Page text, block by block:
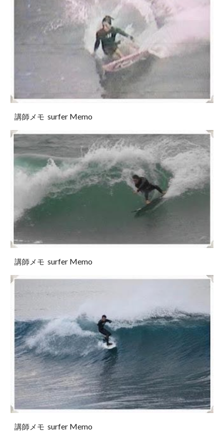
講師メモ surfer Memo
講師メモ surfer Memo
講師メモ surfer Memo